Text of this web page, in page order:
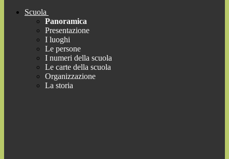
Scuola
Panoramica
Presentazione
I luoghi
Le persone
I numeri della scuola
Le carte della scuola
Organizzazione
La storia